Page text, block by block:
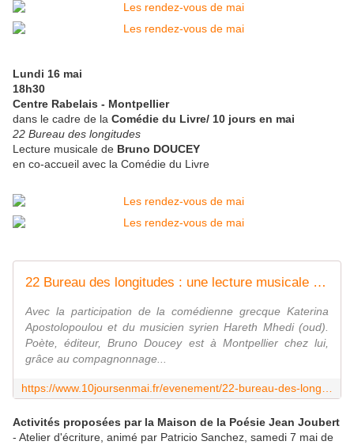
Lundi 16 mai
18h30
Centre Rabelais - Montpellier
dans le cadre de la Comédie du Livre/ 10 jours en mai
22 Bureau des longitudes
Lecture musicale de Bruno DOUCEY
en co-accueil avec la Comédie du Livre
22 Bureau des longitudes : une lecture musicale de Bruno Doucey
Avec la participation de la comédienne grecque Katerina
Apostolopoulou et du musicien syrien Hareth Mhedi (oud).
Poète, éditeur, Bruno Doucey est à Montpellier chez lui,
grâce au compagnonnage...
Activités proposées par la Maison de la Poésie Jean Joubert
- Atelier d'écriture, animé par Patricio Sanchez, samedi 7 mai de